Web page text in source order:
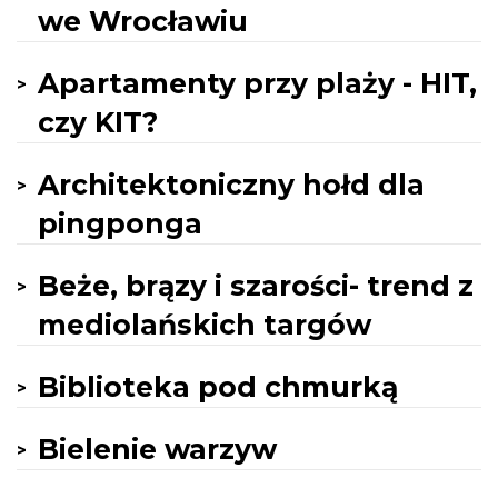
we Wrocławiu
Apartamenty przy plaży - HIT,
czy KIT?
Architektoniczny hołd dla
pingponga
Beże, brązy i szarości- trend z
mediolańskich targów
Biblioteka pod chmurką
Bielenie warzyw